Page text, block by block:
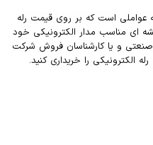
عواملی است که بر روی قیمت رله
ای مناسب مدار الکترونیکی خود
صنعتی و یا کارشناسان فروش شرکت
الکترونیکی را خریداری کنید.